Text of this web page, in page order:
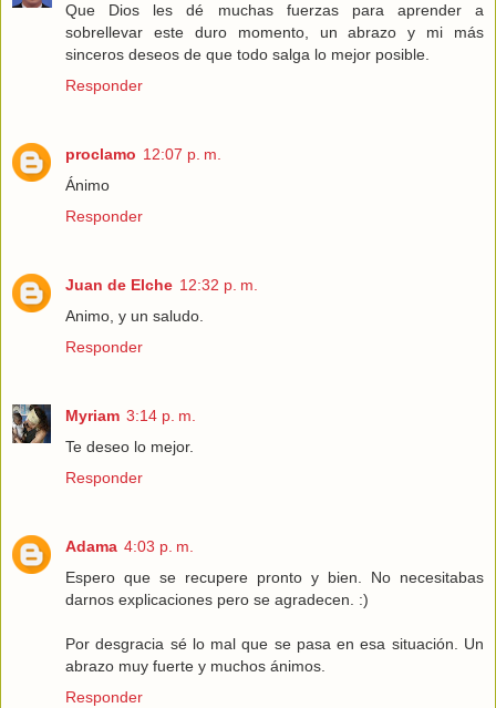
Que Dios les dé muchas fuerzas para aprender a
sobrellevar este duro momento, un abrazo y mi más
sinceros deseos de que todo salga lo mejor posible.
Responder
proclamo 12:07 p. m.
Ánimo
Responder
Juan de Elche 12:32 p. m.
Animo, y un saludo.
Responder
Myriam 3:14 p. m.
Te deseo lo mejor.
Responder
Adama 4:03 p. m.
Espero que se recupere pronto y bien. No necesitabas
darnos explicaciones pero se agradecen. :)
Por desgracia sé lo mal que se pasa en esa situación. Un
abrazo muy fuerte y muchos ánimos.
Responder